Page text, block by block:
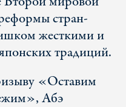
стран-
жесткими и
традиций.
«Оставим
Абэ